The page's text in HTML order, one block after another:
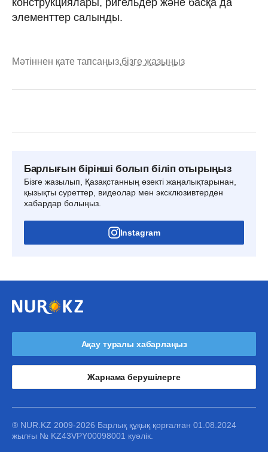
элементтер салынды.
Мәтіннен қате тапсаңыз,бізге жазыңыз
Барлығын бірінші болып біліп отырыңыз
Бізге жазылып, Қазақстанның өзекті жаңалықтарынан,
қызықты суреттер, видеолар мен эксклюзивтерден
хабардар болыңыз.
Instagram
Ақау туралы хабарлаңыз
Жарнама берушілерге
® NUR.KZ 2009-2026 Барлық құқық қорғалған 01.08.2024
жылғы № KZ43VPY00098001 куәлік.